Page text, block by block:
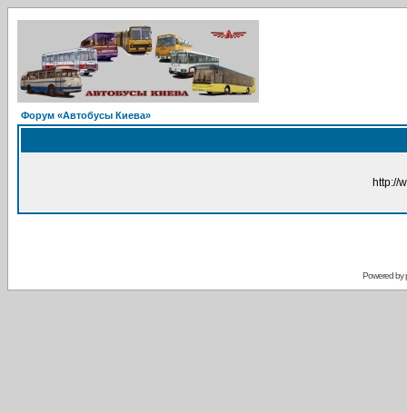
Форум «Автобусы Киева»
http://
Powered by